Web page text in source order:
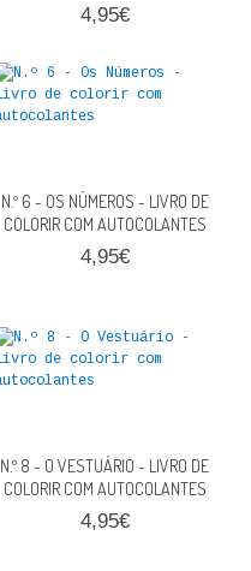
4,95€
N.º 6 - OS NÚMEROS - LIVRO DE
COLORIR COM AUTOCOLANTES
4,95€
N.º 8 - O VESTUÁRIO - LIVRO DE
COLORIR COM AUTOCOLANTES
4,95€